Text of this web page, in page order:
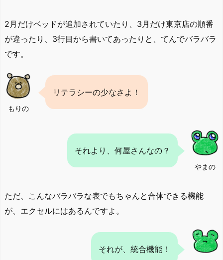
2月だけベッドが追加されていたり、3月だけ東京店の順番
が違ったり、3行目から書いてあったりと、てんでバラバラ
です。
もりの
リテラシーの少なさよ！
やまの
それより、何屋さんなの？
ただ、こんなバラバラな表でもちゃんと合体できる機能
が、エクセルにはあるんですよ。
それが、統合機能！